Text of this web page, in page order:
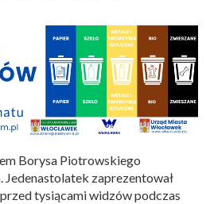
Borysa Piotrowskiego
Jedenastolatek zaprezentował
tysiącami widzów podczas